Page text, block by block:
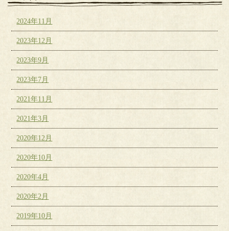
2024年11月
2023年12月
2023年9月
2023年7月
2021年11月
2021年3月
2020年12月
2020年10月
2020年4月
2020年2月
2019年10月